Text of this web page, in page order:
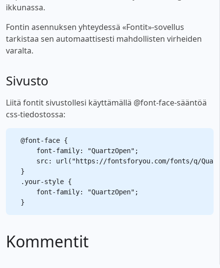
ikkunassa.
Fontin asennuksen yhteydessä «Fontit»-sovellus
tarkistaa sen automaattisesti mahdollisten virheiden
varalta.
Sivusto
Liitä fontit sivustollesi käyttämällä @font-face-sääntöä
css-tiedostossa:
@font-face {
    font-family: "QuartzOpen";
src: url("https://fontsforyou.com/fonts/q/
}
.your-style {
    font-family: "QuartzOpen";
Kommentit